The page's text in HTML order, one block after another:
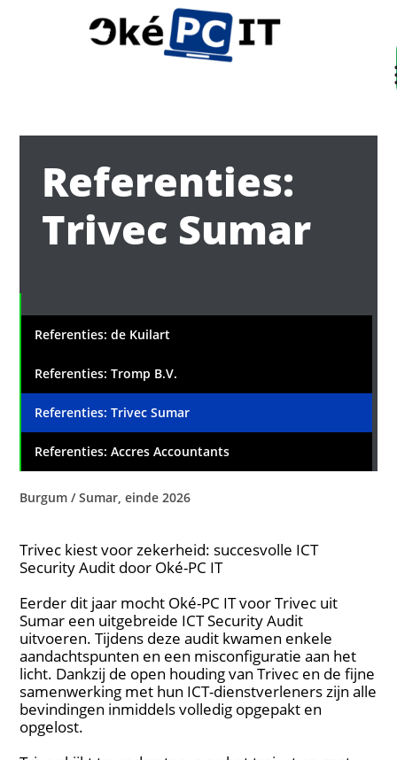
Referenties:
Trivec Sumar
Referenties: de Kuilart
Referenties: Tromp B.V.
Referenties: Trivec Sumar
Referenties: Accres Accountants
Burgum / Sumar, einde 2026
Trivec kiest voor zekerheid: succesvolle ICT
Security Audit door Oké-PC IT
Eerder dit jaar mocht Oké-PC IT voor Trivec uit
Sumar een uitgebreide ICT Security Audit
uitvoeren. Tijdens deze audit kwamen enkele
aandachtspunten en een misconfiguratie aan het
licht. Dankzij de open houding van Trivec en de fijne
samenwerking met hun ICT-dienstverleners zijn alle
bevindingen inmiddels volledig opgepakt en
opgelost.